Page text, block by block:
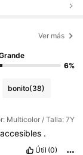
Ver más
6%
bonito(38)
Multicolor / Talla: 7Y
accesibles .
Útil (0)